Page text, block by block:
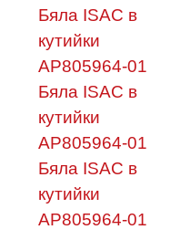
Бяла ISAC в
кутийки
AP805964-01
Бяла ISAC в
кутийки
AP805964-01
Бяла ISAC в
кутийки
AP805964-01